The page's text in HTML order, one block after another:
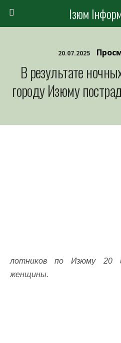
Ізюм
20.07.2025
В результате
городу Изюму
лотников по Изюму 20
женщины.